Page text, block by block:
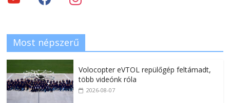
Most népszerű
Volocopter eVTOL repülőgép feltámadt,
több videónk róla
2026-08-07